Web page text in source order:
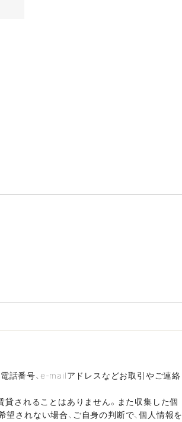
電話番号、e-mailアドレスなどお取引やご連絡
貸されることはありません。また収集した個
されない場合、ご自身の判断で、個人情報を